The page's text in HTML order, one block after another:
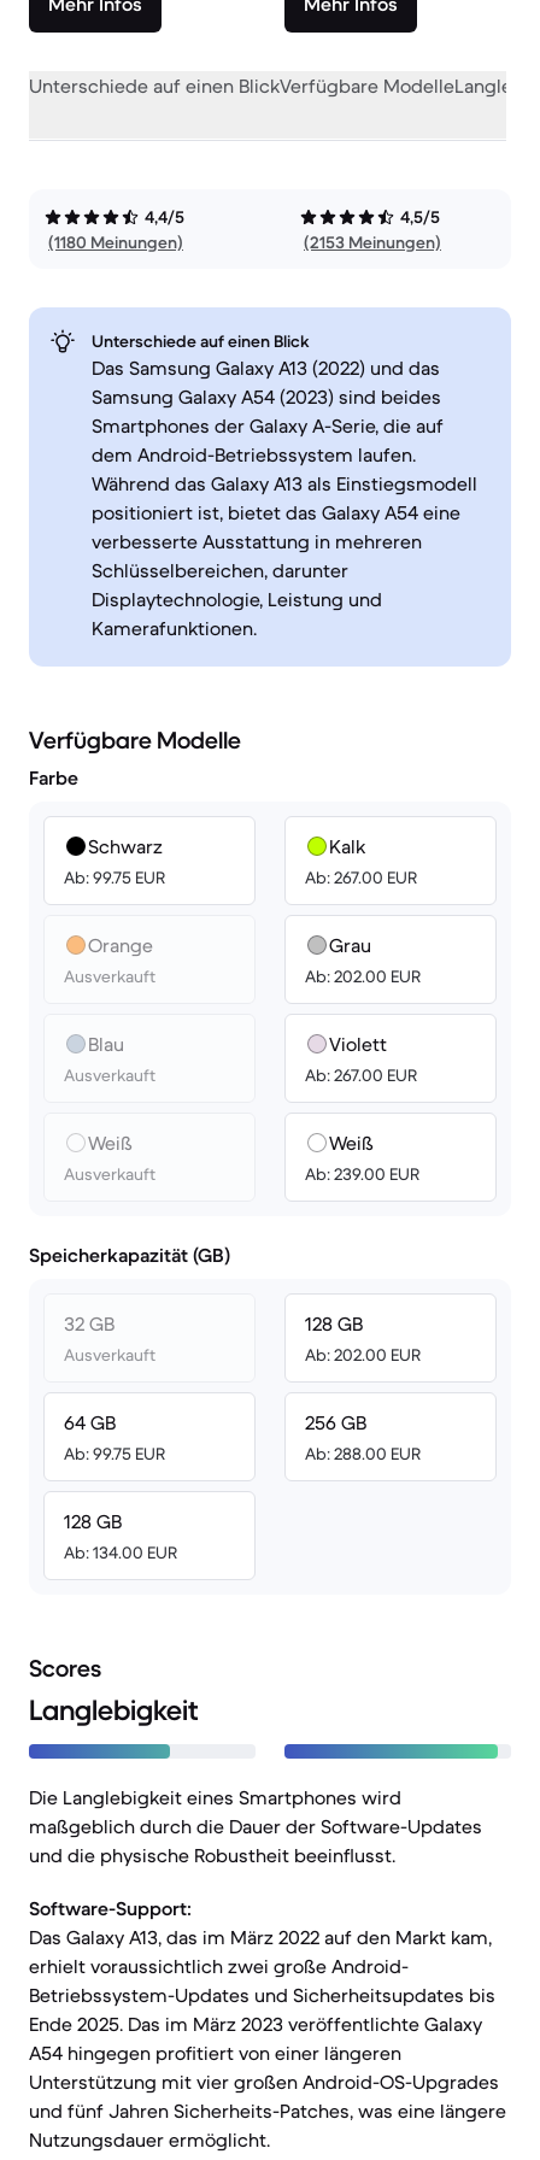
Unterschiede auf einen BlickVerfügbare Modelle
4,4/5
(1180 Meinungen)
4,5/5
(2153 Meinungen)
Unterschiede auf einen Blick
Das Samsung Galaxy A13 (2022) und das
Samsung Galaxy A54 (2023) sind beides
Smartphones der Galaxy A-Serie, die auf
dem Android-Betriebssystem laufen.
Während das Galaxy A13 als Einstiegsmodell
positioniert ist, bietet das Galaxy A54 eine
verbesserte Ausstattung in mehreren
Schlüsselbereichen, darunter
Displaytechnologie, Leistung und
Kamerafunktionen.
Verfügbare Modelle
Farbe
Schwarz
Ab: 99.75 EUR
Orange
Ausverkauft
Blau
Ausverkauft
Weiß
Ausverkauft
Kalk
Ab: 267.00 EUR
Grau
Ab: 202.00 EUR
Violett
Ab: 267.00 EUR
Weiß
Ab: 239.00 EUR
Speicherkapazität (GB)
32 GB
Ausverkauft
64 GB
Ab: 99.75 EUR
128 GB
Ab: 134.00 EUR
128 GB
Ab: 202.00 EUR
256 GB
Ab: 288.00 EUR
Scores
Langlebigkeit
Die Langlebigkeit eines Smartphones wird
maßgeblich durch die Dauer der Software-Updates
und die physische Robustheit beeinflusst.
Software-Support:
Das Galaxy A13, das im März 2022 auf den Markt kam,
erhielt voraussichtlich zwei große Android-
Betriebssystem-Updates und Sicherheitsupdates bis
Ende 2025. Das im März 2023 veröffentlichte Galaxy
A54 hingegen profitiert von einer längeren
Unterstützung mit vier großen Android-OS-Upgrades
und fünf Jahren Sicherheits-Patches, was eine längere
Nutzungsdauer ermöglicht.